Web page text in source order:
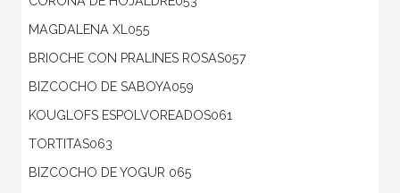
MAGDALENA XL055
BRIOCHE CON PRALINES ROSAS057
BIZCOCHO DE SABOYA059
KOUGLOFS ESPOLVOREADOS061
TORTITAS063
BIZCOCHO DE YOGUR 065